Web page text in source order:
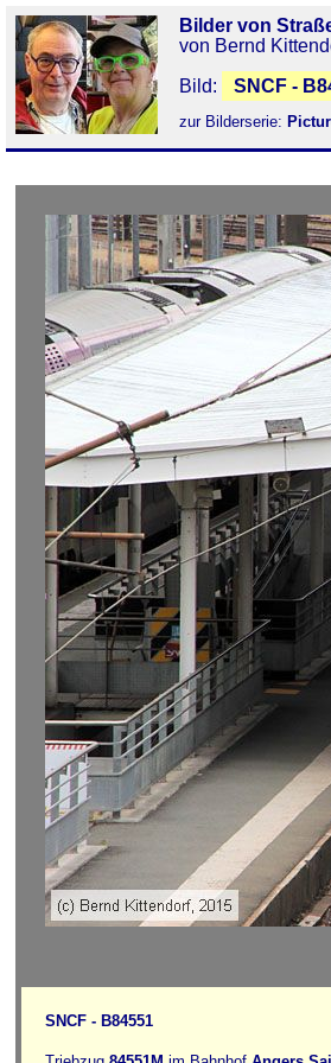
Bilder von
von Bernd
Bild:
SNCF -
zur Bilderserie:
SNCF - B84551